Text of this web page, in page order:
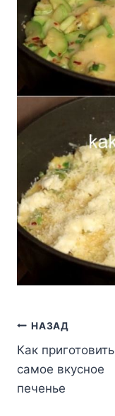
Навигация
по
записям
НАЗАД
Как приготовить
самое вкусное
печенье